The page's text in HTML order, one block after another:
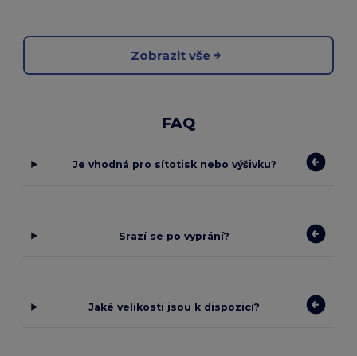
Zobrazit vše
FAQ
Je vhodná pro sítotisk nebo výšivku?
Srazí se po vyprání?
Jaké velikosti jsou k dispozici?